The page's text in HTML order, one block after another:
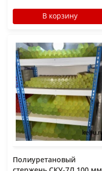
В корзину
Полиуретановый